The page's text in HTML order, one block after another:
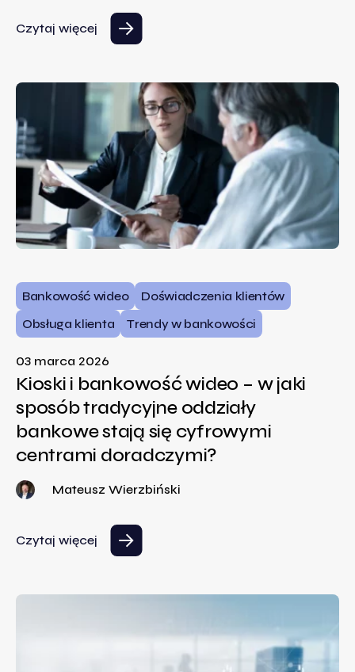
Czytaj więcej
Bankowość wideo
Doświadczenia klientów
Obsługa klienta
Trendy w bankowości
03 marca 2026
Kioski i bankowość wideo – w jaki
sposób tradycyjne oddziały
bankowe stają się cyfrowymi
centrami doradczymi?
Mateusz Wierzbiński
Czytaj więcej